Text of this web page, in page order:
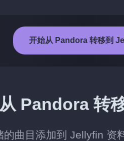
开始从 Pandora 转移到
Pandora 转
曲目添加到 Jellyfin 资